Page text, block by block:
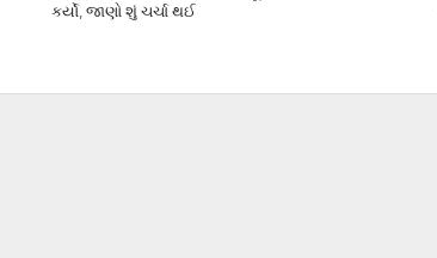
કર્યો, જાણો શું ચર્ચા થઈ